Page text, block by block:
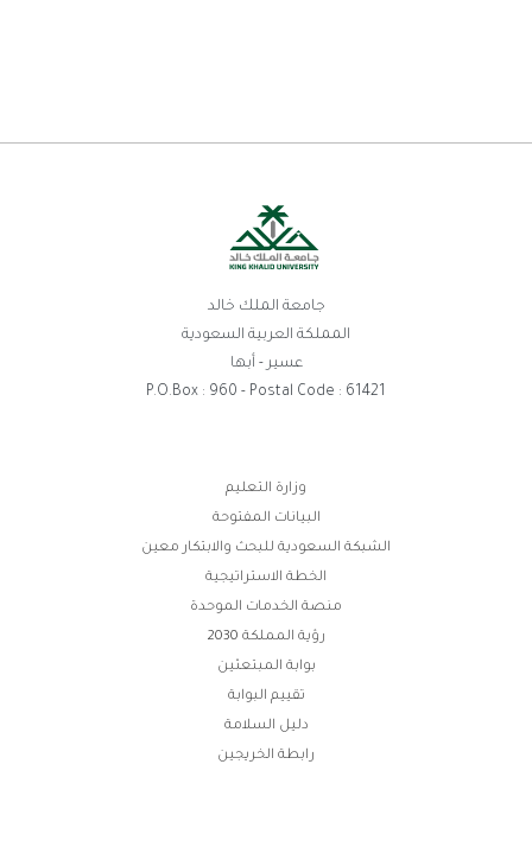
جامعة الملك خالد
المملكة العربية السعودية
عسير - أبها
P.O.Box : 960 - Postal Code : 61421
وزارة التعليم
البيانات المفتوحة
الشبكة السعودية للبحث والابتكار معين
الخطة الاستراتيجية
منصة الخدمات الموحدة
رؤية المملكة 2030
بوابة المبتعثين
تقييم البوابة
دليل السلامة
رابطة الخريجين